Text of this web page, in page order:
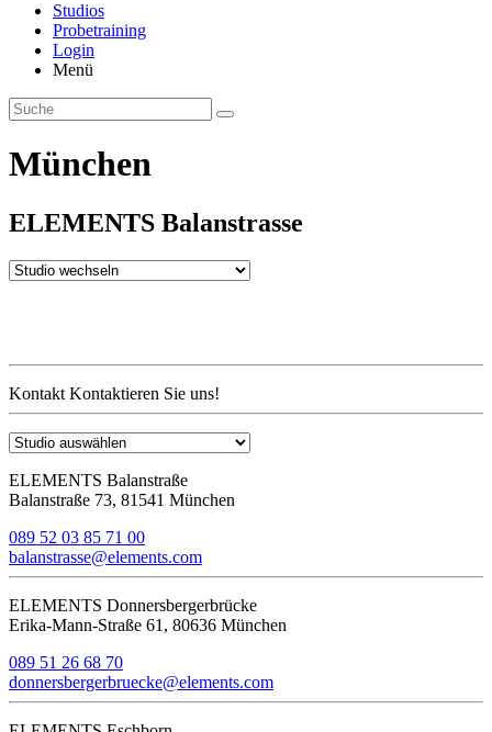
Studios
Probe­training
Login
Menü
München
ELEMENTS Balan­strasse
Kontakt Kontaktieren Sie uns!
ELEMENTS Balanstraße
Balanstraße 73, 81541 München
089 52 03 85 71 00
balanstrasse@elements.com
ELEMENTS Donnersbergerbrücke
Erika-Mann-Straße 61, 80636 München
089 51 26 68 70
donnersbergerbruecke@elements.com